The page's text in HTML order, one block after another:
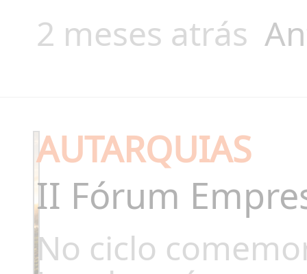
2 meses atrás
AUTARQUIAS
II Fórum
No ciclo